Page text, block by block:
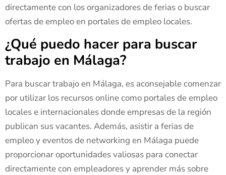
directamente con los organizadores de ferias o buscar
ofertas de empleo en portales de empleo locales.
¿Qué puedo hacer para buscar
trabajo en Málaga?
Para buscar trabajo en Málaga, es aconsejable comenzar
por utilizar los recursos online como portales de empleo
locales e internacionales donde empresas de la región
publican sus vacantes. Además, asistir a ferias de
empleo y eventos de networking en Málaga puede
proporcionar oportunidades valiosas para conectar
directamente con empleadores y aprender más sobre